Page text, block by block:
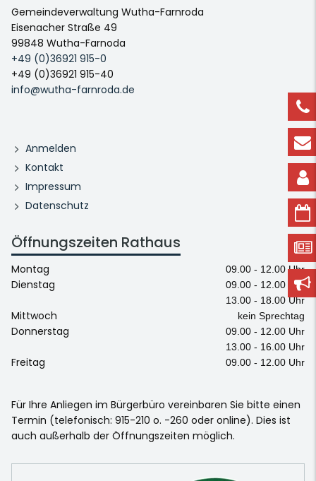
Gemeindeverwaltung Wutha-Farnroda
Eisenacher Straße 49
99848 Wutha-Farnoda
+49 (0)36921 915-0
+49 (0)36921 915-40
info@wutha-farnroda.de
Anmelden
Kontakt
Impressum
Datenschutz
Öffnungszeiten Rathaus
Montag 09.00 - 12.00 Uhr
Dienstag
09.00 - 12.00 Uhr
13.00 - 18.00 Uhr
Mittwoch kein Sprechtag
Donnerstag
09.00 - 12.00 Uhr
13.00 - 16.00 Uhr
Freitag 09.00 - 12.00 Uhr
Für Ihre Anliegen im Bürgerbüro vereinbaren Sie bitte einen
Termin (telefonisch: 915-210 o. -260 oder online). Dies ist
auch außerhalb der Öffnungszeiten möglich.